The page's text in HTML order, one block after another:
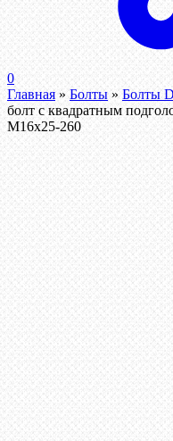
0
Главная » Болты » Болты
болт с квадратным
М16х25-260